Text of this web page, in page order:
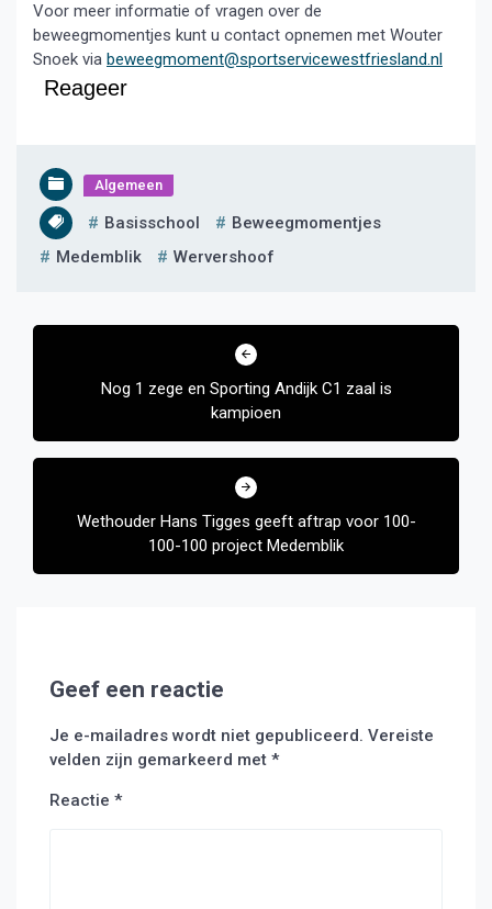
Voor meer informatie of vragen over de
beweegmomentjes kunt u contact opnemen met Wouter
Snoek via beweegmoment@sportservicewestfriesland.nl
Reageer
Algemeen
Basisschool
Beweegmomentjes
Medemblik
Wervershoof
Bericht
Nog 1 zege en Sporting Andijk C1 zaal is
kampioen
Wethouder Hans Tigges geeft aftrap voor 100-
100-100 project Medemblik
Geef een reactie
Je e-mailadres wordt niet gepubliceerd. Vereiste
velden zijn gemarkeerd met *
Reactie *